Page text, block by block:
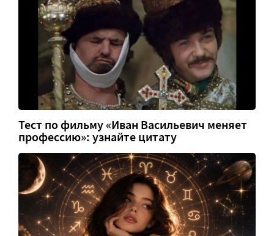
Тест по фильму «Иван Васильевич меняет
профессию»: узнайте цитату